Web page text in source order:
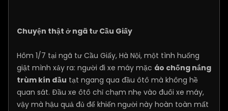
Chuyện thật ở ngã tư Cầu Giấy
Hôm 1/7 tại ngã tư Cầu Giấy, Hà Nội, một tình huống
giật mình xảy ra: người đi xe máy mặc áo chống nắng
trùm kín đầu tạt ngang qua đầu ôtô mà không hề
quan sát. Đầu xe ôtô chỉ chạm nhẹ vào đuôi xe máy,
vậy mà hậu quả đủ để khiến người này hoàn toàn mất